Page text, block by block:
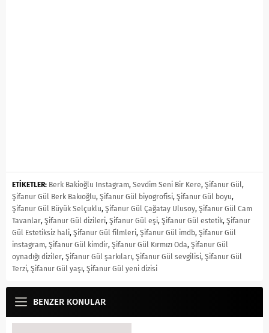
ETİKETLER: Berk Bakioğlu Instagram, Sevdim Seni Bir Kere, Şifanur Gül,
Şifanur Gül Berk Bakıoğlu, Şifanur Gül biyogrofisi, Şifanur Gül boyu,
Şifanur Gül Büyük Selçuklu, Şifanur Gül Çağatay Ulusoy, Şifanur Gül Cam
Tavanlar, Şifanur Gül dizileri, Şifanur Gül eşi, Şifanur Gül estetik, Şifanur
Gül Estetiksiz hali, Şifanur Gül filmleri, Şifanur Gül imdb, Şifanur Gül
instagram, Şifanur Gül kimdir, Şifanur Gül Kırmızı Oda, Şifanur Gül
oynadığı diziler, Şifanur Gül şarkıları, Şifanur Gül sevgilisi, Şifanur Gül
Terzi, Şifanur Gül yaşı, Şifanur Gül yeni dizisi
BENZER KONULAR